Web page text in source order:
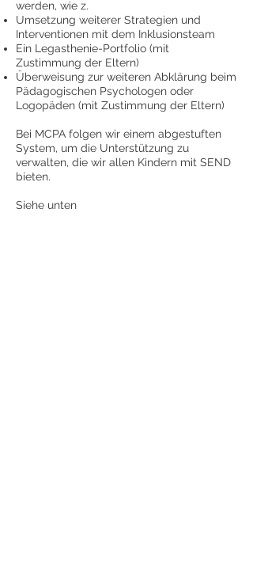
werden, wie z.
Umsetzung weiterer Strategien und
Interventionen mit dem Inklusionsteam
Ein Legasthenie-Portfolio (mit
Zustimmung der Eltern)
Überweisung zur weiteren Abklärung beim
Pädagogischen Psychologen oder
Logopäden (mit Zustimmung der Eltern)
Bei MCPA folgen wir einem abgestuften
System, um die Unterstützung zu
verwalten, die wir allen Kindern mit SEND
bieten.
Siehe unten